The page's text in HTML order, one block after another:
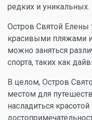
редких и уникальных.
Остров Святой Елены
красивыми пляжами и
можно заняться
спорта, таких как
В целом, Остров
местом для
насладиться